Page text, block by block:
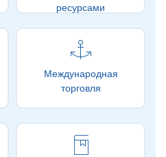
ресурсами
Международная
торговля